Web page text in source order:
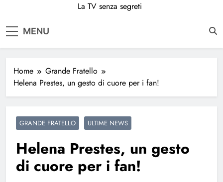
La TV senza segreti
MENU
Home
Grande Fratello
Helena Prestes, un gesto di cuore per i fan!
GRANDE FRATELLO ULTIME NEWS
Helena Prestes, un gesto
di cuore per i fan!